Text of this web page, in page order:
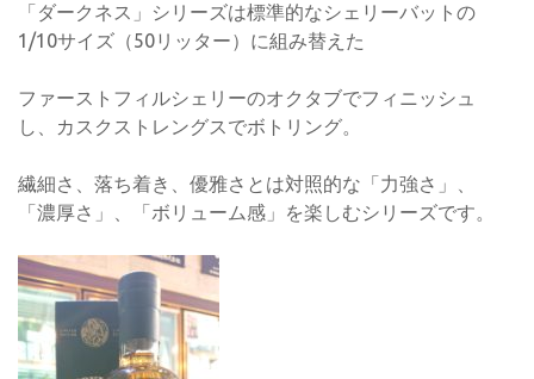
「ダークネス」シリーズは標準的なシェリーバットの
1/10サイズ（50リッター）に組み替えた
ファーストフィルシェリーのオクタブでフィニッシュ
し、カスクストレングスでボトリング。
繊細さ、落ち着き、優雅さとは対照的な「力強さ」、
「濃厚さ」、「ボリューム感」を楽しむシリーズです。